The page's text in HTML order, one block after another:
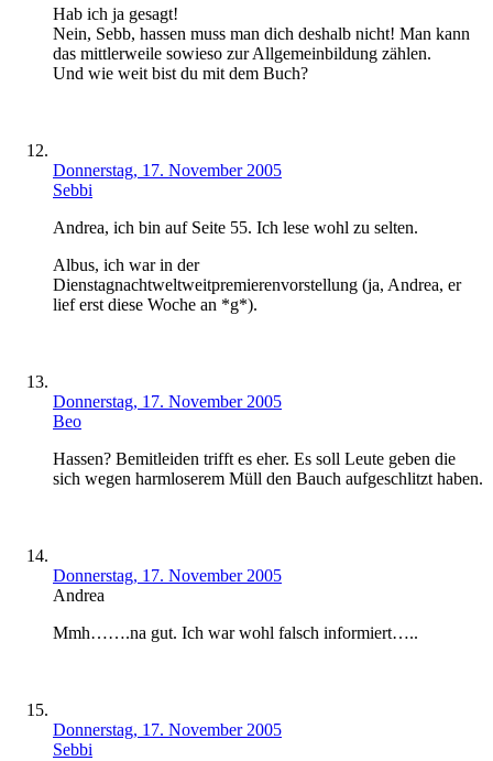
Hab ich ja gesagt!
Nein, Sebb, hassen muss man dich deshalb nicht! Man kann
das mittlerweile sowieso zur Allgemeinbildung zählen.
Und wie weit bist du mit dem Buch?
Donnerstag, 17. November 2005
Sebbi
Andrea, ich bin auf Seite 55. Ich lese wohl zu selten.
Albus, ich war in der
Dienstagnachtweltweitpremierenvorstellung (ja, Andrea, er
lief erst diese Woche an *g*).
Donnerstag, 17. November 2005
Beo
Hassen? Bemitleiden trifft es eher. Es soll Leute geben die
sich wegen harmloserem Müll den Bauch aufgeschlitzt haben.
Donnerstag, 17. November 2005
Andrea
Mmh…….na gut. Ich war wohl falsch informiert…..
Donnerstag, 17. November 2005
Sebbi